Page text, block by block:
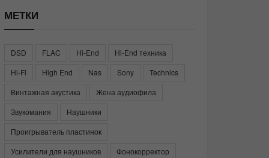
МЕТКИ
DSD FLAC Hi-End
Hi-End техника
Hi-Fi
High End Nas Sony
Technics
Винтажная акустика
Жена аудиофила
Звукомания
Наушники
Проигрыватель пластинок
Усилители для наушников
Фонокорректор